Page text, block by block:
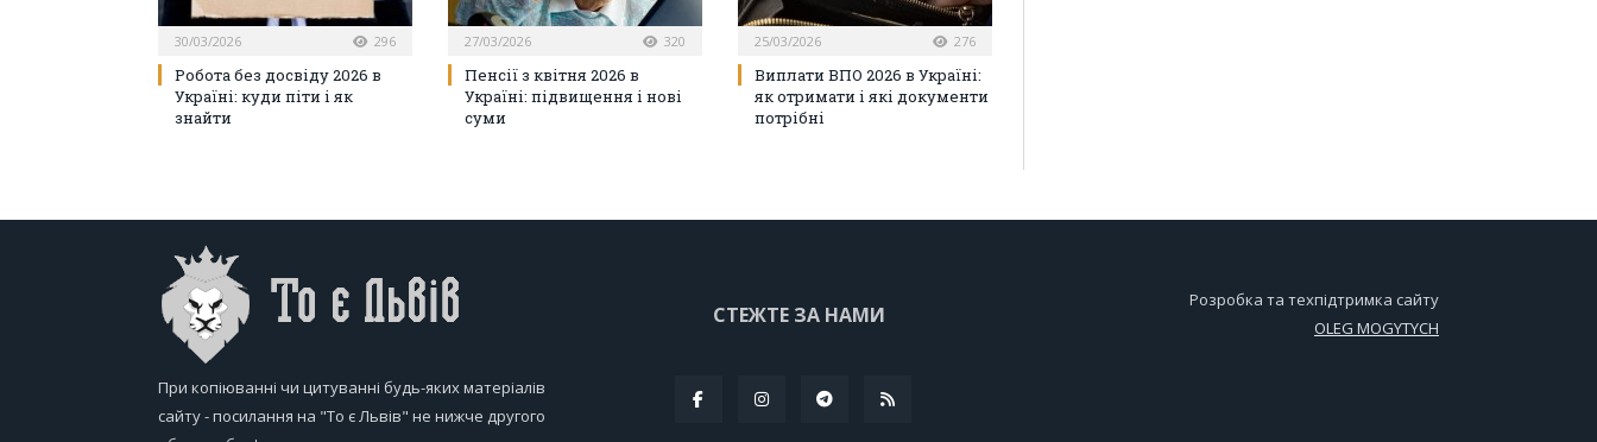
30/03/2026 296
Робота без досвіду 2026 в
Україні: куди піти і як
знайти
27/03/2026 320
Пенсії з квітня 2026 в
Україні: підвищення і нові
суми
25/03/2026 276
Виплати ВПО 2026 в Україні:
як отримати і які документи
потрібні
При копіюванні чи цитуванні будь-яких матеріалів
сайту - посилання на "То є Львів" не нижче другого
СТЕЖТЕ ЗА НАМИ
Розробка та техпідтримка сайту
OLEG MOGYTYCH